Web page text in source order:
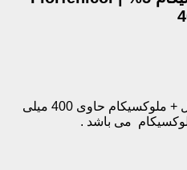
هر میلی لیتر از ترکیب فلورفنیکل + ملوکسیکام حاوی 400 میلی